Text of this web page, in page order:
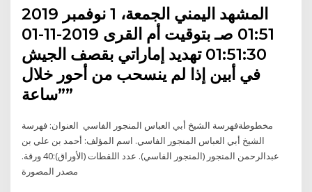
المشهد اليمني الجمعة، 1 نوفمبر 2019
01:51 صـ بتوقيت أم القرى 2019-11-01
01:51:30 تهديد إماراتي بقصف الجيش
في أبين إذا لم ينسحب من أحور خلال
”ساعة”
مخطوطةفهرسة الشيخ أبي العباس المنجور الفاسي العنوان: فهرسة
الشيخ أبي العباس المنجور الفاسي. اسم المؤلف: أحمد بن علي بن
عبدالرحمن المنجور (المنجور الفاسي). عدد اللقطات (الأوراق):40 ورقة.
مصدر المصورة